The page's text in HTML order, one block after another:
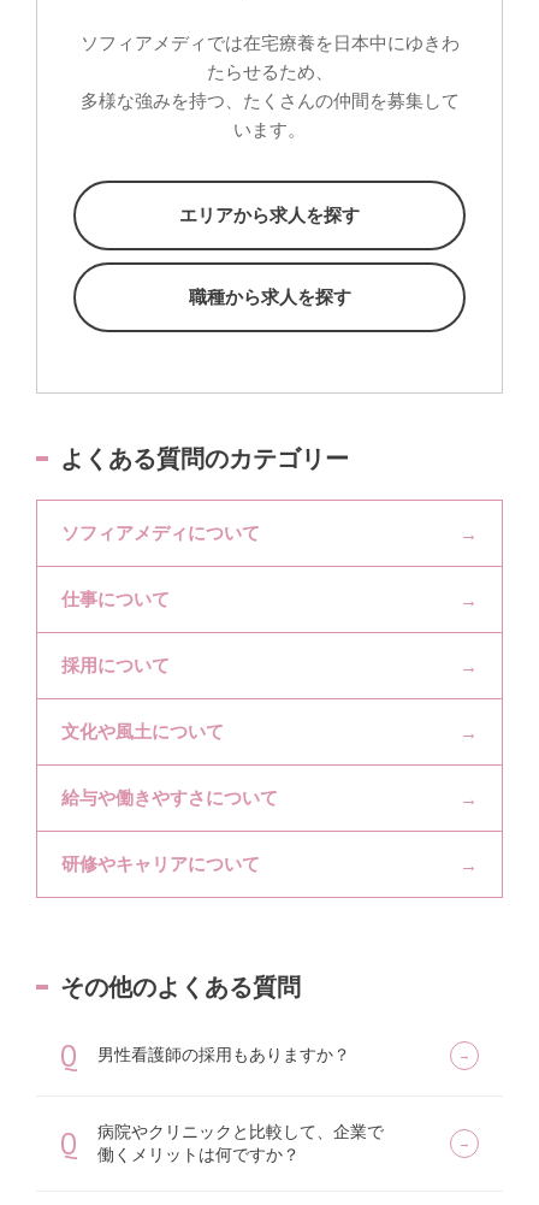
ソフィアメディでは在宅療養を日本中にゆきわ
たらせるため、
多様な強みを持つ、たくさんの仲間を募集して
います。
エリアから求人を探す
職種から求人を探す
よくある質問のカテゴリー
ソフィアメディについて
仕事について
採用について
文化や風土について
給与や働きやすさについて
研修やキャリアについて
その他のよくある質問
Q 男性看護師の採用もありますか？
Q
病院やクリニックと比較して、企業で
働くメリットは何ですか？